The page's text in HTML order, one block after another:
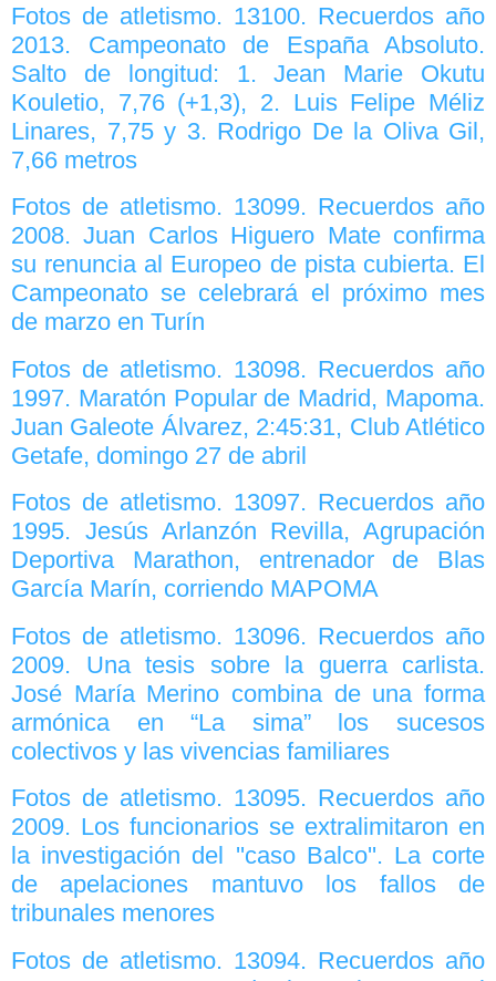
Fotos de atletismo. 13100. Recuerdos año
2013. Campeonato de España Absoluto.
Salto de longitud: 1. Jean Marie Okutu
Kouletio, 7,76 (+1,3), 2. Luis Felipe Méliz
Linares, 7,75 y 3. Rodrigo De la Oliva Gil,
7,66 metros
Fotos de atletismo. 13099. Recuerdos año
2008. Juan Carlos Higuero Mate confirma
su renuncia al Europeo de pista cubierta. El
Campeonato se celebrará el próximo mes
de marzo en Turín
Fotos de atletismo. 13098. Recuerdos año
1997. Maratón Popular de Madrid, Mapoma.
Juan Galeote Álvarez, 2:45:31, Club Atlético
Getafe, domingo 27 de abril
Fotos de atletismo. 13097. Recuerdos año
1995. Jesús Arlanzón Revilla, Agrupación
Deportiva Marathon, entrenador de Blas
García Marín, corriendo MAPOMA
Fotos de atletismo. 13096. Recuerdos año
2009. Una tesis sobre la guerra carlista.
José María Merino combina de una forma
armónica en “La sima” los sucesos
colectivos y las vivencias familiares
Fotos de atletismo. 13095. Recuerdos año
2009. Los funcionarios se extralimitaron en
la investigación del ''caso Balco''. La corte
de apelaciones mantuvo los fallos de
tribunales menores
Fotos de atletismo. 13094. Recuerdos año